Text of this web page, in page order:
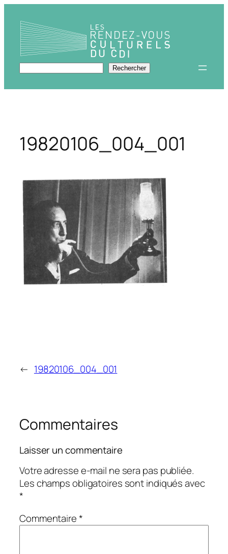
contenu
Rechercher Rechercher
19820106_004_001
← 19820106_004_001
Commentaires
Laisser un commentaire
Votre adresse e-mail ne sera pas publiée.
Les champs obligatoires sont indiqués avec
*
Commentaire*